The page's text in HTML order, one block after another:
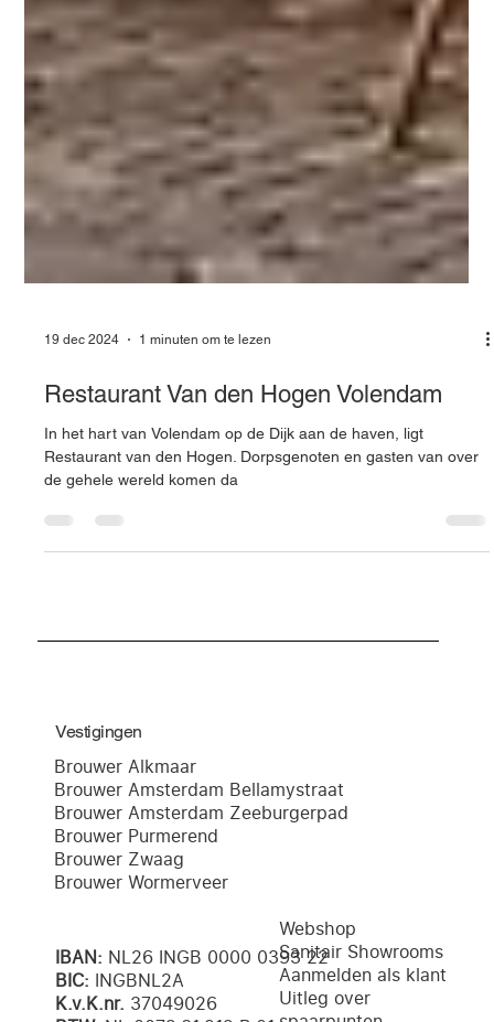
19 dec 2024 1 minuten om te lezen
Restaurant Van den Hogen Volendam
In het hart van Volendam op de Dijk aan de haven, ligt
de gehele wereld komen da
Brouwer Alkmaar
Brouwer Amsterdam Bellamystraat
Brouwer Amsterdam Zeeburgerpad
Brouwer Purmerend
Vestigingen
IBAN: NL26 INGB 0000 0393 22
Webshop
Sanitair Showrooms